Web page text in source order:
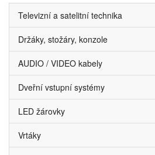
Televizní a satelitní technika
Držáky, stožáry, konzole
AUDIO / VIDEO kabely
Dveřní vstupní systémy
LED žárovky
Vrtáky